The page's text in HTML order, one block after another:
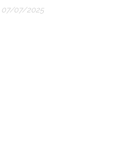
07/07/2025